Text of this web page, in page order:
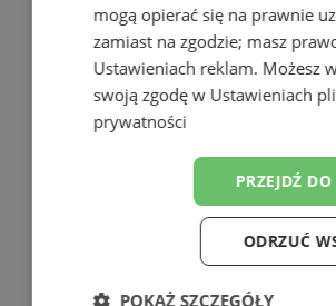
mogą opierać się na prawnie
zamiast na zgodzie; masz
Ustawieniach reklam. Możesz
swoją zgodę w Ustawieniach
prywatności
PRZEJDŹ
ODRZUĆ
POKAŻ SZCZEGÓŁY